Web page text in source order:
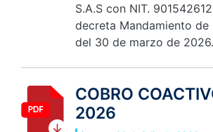
S.A.S con NIT.
decreta Mandamiento de
del 30 de marzo de 2026.
COBRO
2026